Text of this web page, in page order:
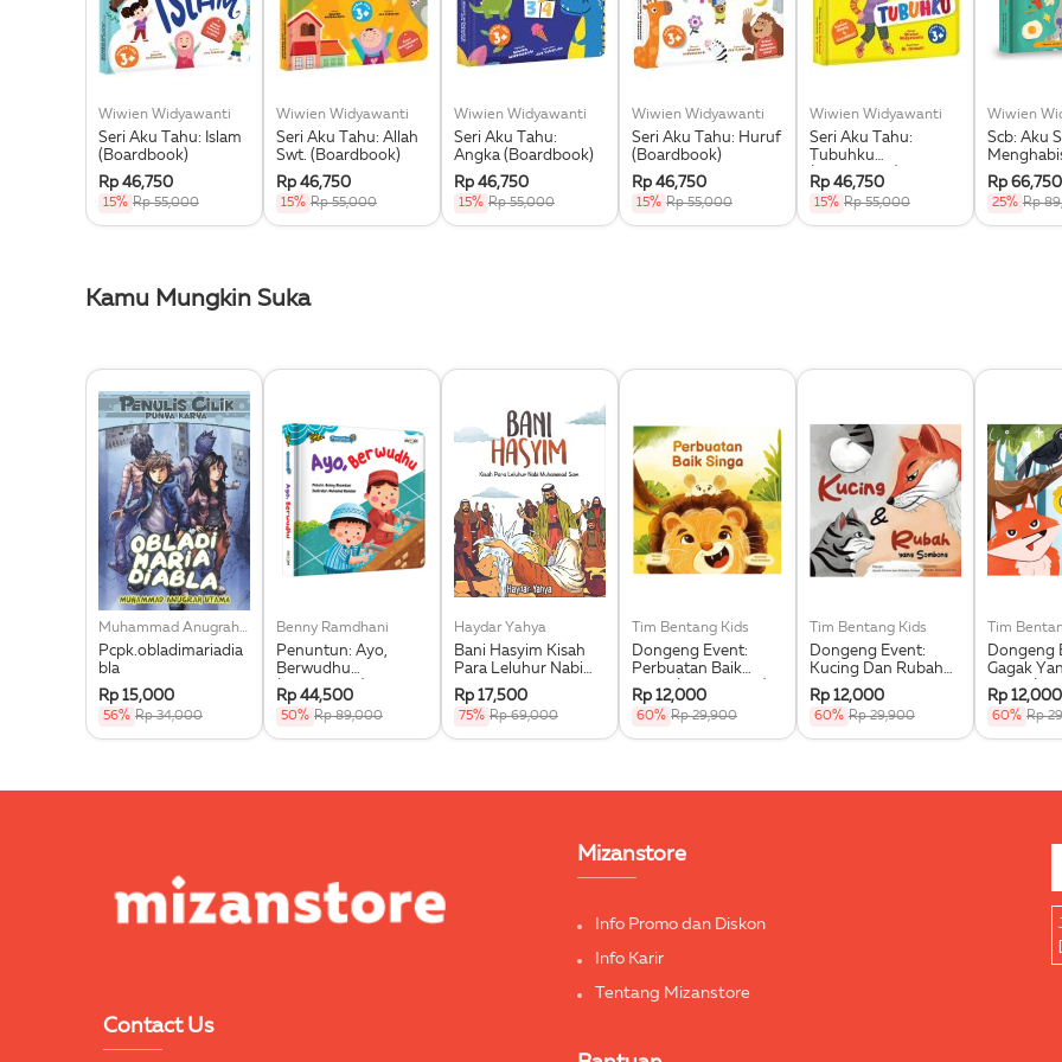
Wiwien Widyawanti
Seri Aku Tahu: Islam
(Boardbook)
Rp 46,750
15% Rp 55,000
Wiwien Widyawanti
Seri Aku Tahu: Allah
Swt. (Boardbook)
Rp 46,750
15% Rp 55,000
Wiwien Widyawanti
Seri Aku Tahu:
Angka (Boardbook)
Rp 46,750
15% Rp 55,000
Wiwien Widyawanti
Seri Aku Tahu: Huruf
(Boardbook)
Rp 46,750
15% Rp 55,000
Wiwien Widyawanti
Seri Aku Tahu:
Tubuhku
(Boardbook)
Rp 46,750
15% Rp 55,000
Wiwien
Scb: Aku
Finishing
Bilingual)
Rp 66,750
25% Rp
Kamu Mungkin Suka
Muhammad Anugrah Utama
Pcpk.obladimariadia
bla
Rp 15,000
56% Rp 34,000
Benny Ramdhani
Penuntun: Ayo,
Berwudhu
(Boardbook)
Rp 44,500
50% Rp 89,000
Haydar Yahya
Bani Hasyim Kisah
Para Leluhur Nabi
Muhammad Saw.
Rp 17,500
75% Rp 69,000
Tim Bentang Kids
Dongeng Event:
Perbuatan Baik
Singa (Buku Event)
Rp 12,000
60% Rp 29,900
Tim Bentang Kids
Dongeng Event:
Kucing Dan Rubah
Yang Sombong
(Buku Event)
Rp 12,000
60% Rp 29,900
Tim
Dongeng
Gagak
Dipuji
Rp 12,000
60% Rp
Contact Us
Mizanstore
Info Promo dan Diskon
Info Karir
Tentang Mizanstore